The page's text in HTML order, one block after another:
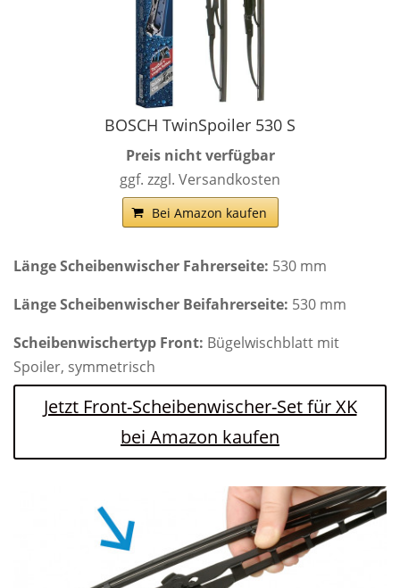
BOSCH TwinSpoiler 530 S
Preis nicht verfügbar
ggf. zzgl. Versandkosten
Bei Amazon kaufen
Länge Scheibenwischer Fahrerseite: 530 mm
Länge Scheibenwischer Beifahrerseite: 530 mm
Scheibenwischertyp Front: Bügelwischblatt mit
Spoiler, symmetrisch
Jetzt Front-Scheibenwischer-Set für XK
bei Amazon kaufen